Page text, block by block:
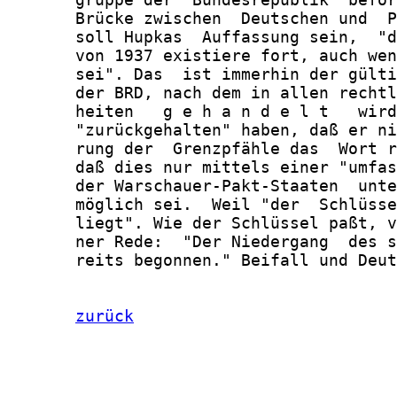
Brücke zwischen  Deutschen und
soll Hupkas  Auffassung sein,
von 1937 existiere fort, auch
sei". Das  ist immerhin der
der BRD, nach dem in allen
heiten   g e h a n d e l t
"zurückgehalten" haben, daß er
rung der  Grenzpfähle das  Wort
daß dies nur mittels einer
der Warschauer-Pakt-Staaten
möglich sei.  Weil "der
liegt". Wie der Schlüssel paßt,
ner Rede:  "Der Niedergang  des
reits begonnen." Beifall und
zurück